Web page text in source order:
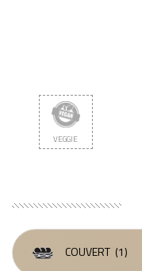
VEGGIE
COUVERT (1)